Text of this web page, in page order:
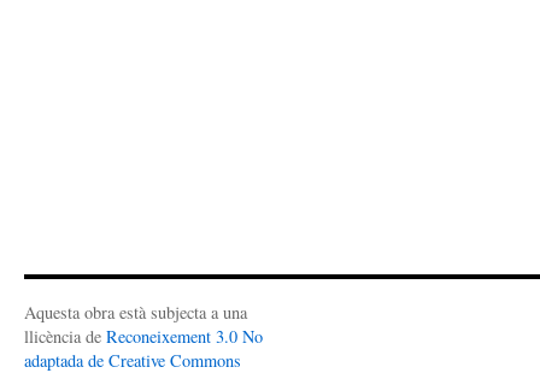
Aquesta obra està subjecta a una
llicència de Reconeixement 3.0 No
adaptada de Creative Commons